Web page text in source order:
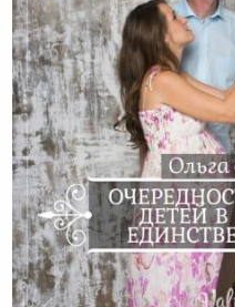
Очередность